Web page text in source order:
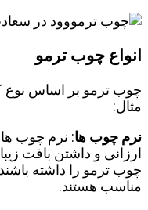
انواع چوب ترمو
چوب ترمو بر اساس نوع
مثال:
نرم چوب ها
ارزانی و داشتن بافت
چوب ترمو را داشته
مناسب هستند.